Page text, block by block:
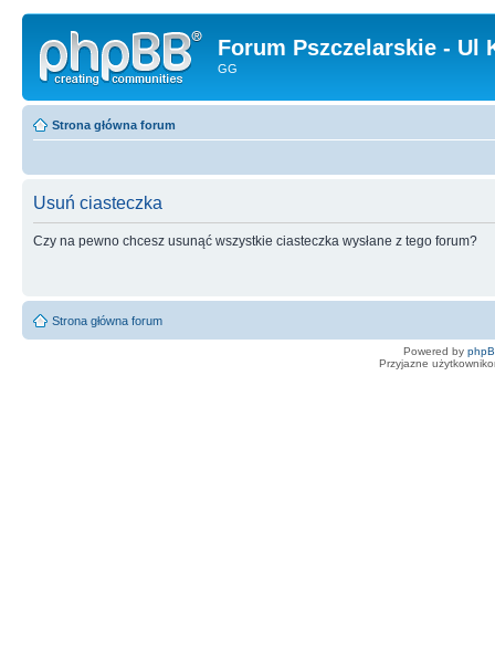
Forum Pszczelarskie - Ul
GG
Strona główna forum
Usuń ciasteczka
Czy na pewno chcesz usunąć wszystkie ciasteczka wysłane z tego forum?
Strona główna forum
Powered by
Przyjazne